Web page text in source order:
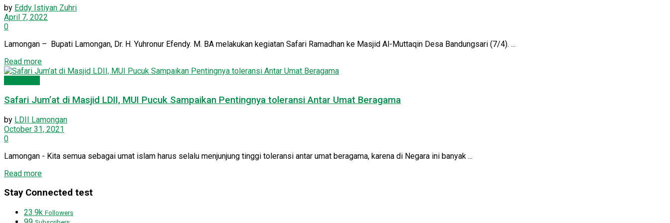
by Eddy Istiyan Zuhri
April 7, 2022
0
Lamongan – Bupati Lamongan, Dr. H. Yuhronur Efendy. M. BA melakukan kegiatan Safari Ramadhan ke Masjid Al-Muttaqin Desa Bandungsari (7/4). ...
Read moreDetails
Safari Jum’at di Masjid LDII, MUI Pucuk Sampaikan Pentingnya toleransi Antar Umat Beragama
by LDII Lamongan
October 31, 2021
0
Lamongan - Kita semua sebagai umat islam harus selalu menjunjung tinggi toleransi antar umat beragama, karena di Negara ini banyak ...
Read moreDetails
Stay Connected test
23.9k Followers